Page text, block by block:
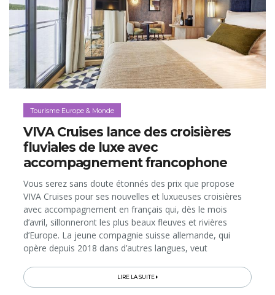
Tourisme Europe & Monde
VIVA Cruises lance des croisières
fluviales de luxe avec
accompagnement francophone
Vous serez sans doute étonnés des prix que propose
VIVA Cruises pour ses nouvelles et luxueuses croisières
avec accompagnement en français qui, dès le mois
d’avril, sillonneront les plus beaux fleuves et rivières
d’Europe. La jeune compagnie suisse allemande, qui
opère depuis 2018 dans d’autres langues, veut
concept unique...
LIRE LA SUITE